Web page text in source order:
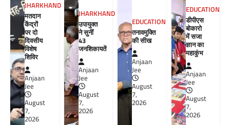
JHARKHAND
मतदान
केंद्रों
पर दो
दिवसीय
विशेष
शिविर
Anjaan
Jee
August
7,
2026
JHARKHAND
उपायुक्त
ने सुनीं
43
जनशिकायतें
Anjaan
Jee
August
7,
2026
EDUCATION
तनावमुक्ति
की सीख
Anjaan
Jee
August
7,
2026
EDUCATION
डीपीएस
बोकारो
में सजा
ज्ञान का
महाकुंभ
Anjaan
Jee
August
7,
2026